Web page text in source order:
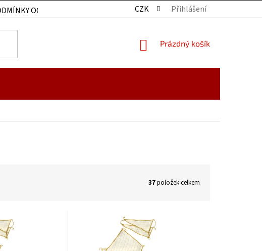
OCHRANY OSOBNÍCH ÚDAJŮ KONTAKTY
CZK Přihlášení
NÁKUPNÍ
Prázdný košík
37položek celkem